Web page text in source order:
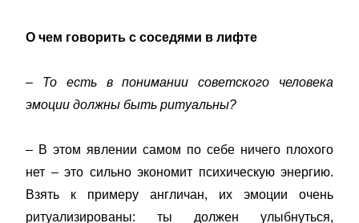
О чем говорить с соседями в лифте
– То есть в понимании советского человека
эмоции должны быть ритуальны?
– В этом явлении самом по себе ничего плохого
нет – это сильно экономит психическую энергию.
Взять к примеру англичан, их эмоции очень
ритуализированы: ты должен улыбнуться,